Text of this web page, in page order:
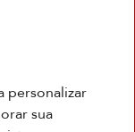
de
chega uma
esse
o que se é e
personalizar
sua